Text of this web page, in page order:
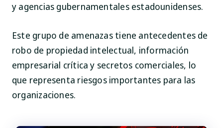
y agencias gubernamentales estadounidenses.
Este grupo de amenazas tiene antecedentes de
robo de propiedad intelectual, información
empresarial crítica y secretos comerciales, lo
que representa riesgos importantes para las
organizaciones.